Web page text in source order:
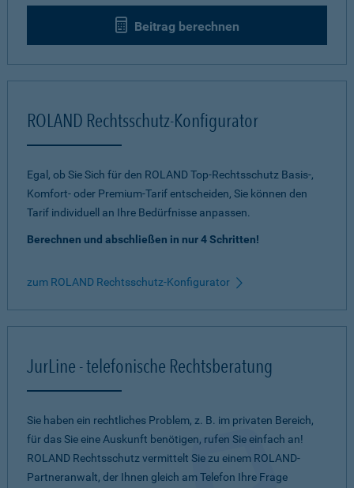
Beitrag berechnen
ROLAND Rechtsschutz-Konfigurator
Egal, ob Sie Sich für den ROLAND Top-Rechtsschutz Basis-,
Komfort- oder Premium-Tarif entscheiden, Sie können den
Tarif individuell an Ihre Bedürfnisse anpassen.
Berechnen und abschließen in nur 4 Schritten!
zum ROLAND Rechtsschutz-Konfigurator
JurLine - telefonische Rechtsberatung
Sie haben ein rechtliches Problem, z. B. im privaten Bereich,
für das Sie eine Auskunft benötigen, rufen Sie einfach an!
ROLAND Rechtsschutz vermittelt Sie zu einem ROLAND-
Partneranwalt, der Ihnen gleich am Telefon Ihre Frage